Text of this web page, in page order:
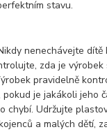
stavu.
nenechávejte dítě
zda je
pravidelně
pokud je jakákoli jeho
chybí. Udržujte
a malých dětí,